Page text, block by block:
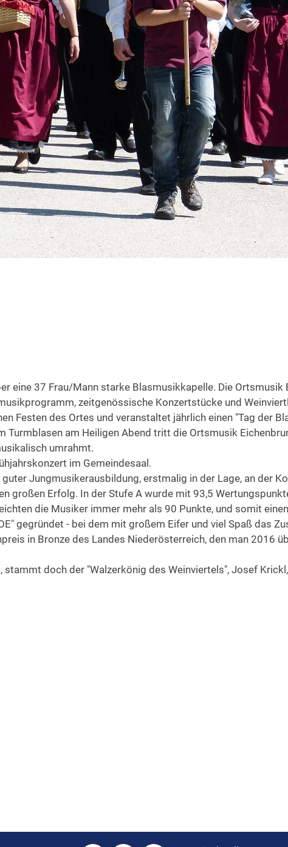
eine 37 Frau/Mann starke Blasmusikkapelle. Die
zeitgenössische Konzertstücke und
Festen des Ortes und veranstaltet jährlich einen "Tag der
Turmblasen am Heiligen Abend tritt die Ortsmusik
umrahmt.
im Gemeindesaal.
Jungmusikerausbildung, erstmalig in der Lage, an der
großen Erfolg. In der Stufe A wurde mit 93,5
die Musiker immer mehr als 90 Punkte, und somit
gegründet - bei dem mit großem Eifer und viel Spaß das
in Bronze des Landes Niederösterreich, den man 2016
doch der "Walzerkönig des Weinviertels", Josef